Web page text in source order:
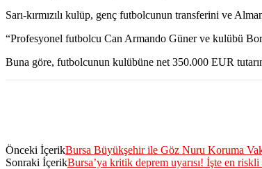
Sarı-kırmızılı kulüp, genç futbolcunun transferini ve
“Profesyonel futbolcu Can Armando Güner ve kulübü
Buna göre, futbolcunun kulübüne net 350.000 EUR
Önceki İçerikBursa Büyükşehir ile Göz Nuru Koruma
Sonraki İçerikBursa’ya kritik deprem uyarısı! İşte en